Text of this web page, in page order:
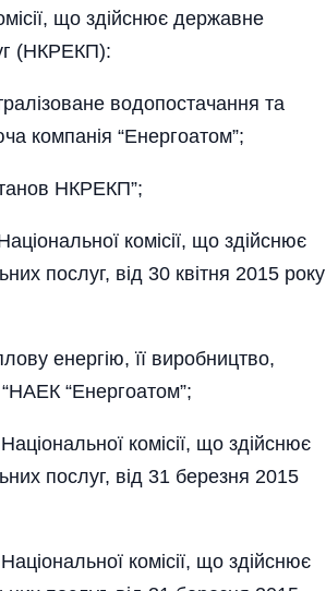
що здійснює державне
(НКРЕКП):
водопостачання та
компанія “Енергоатом”;
НКРЕКП”;
комісії, що здійснює
послуг, від 30 квітня 2015 року
енергію, її виробництво,
“Енергоатом”;
комісії, що здійснює
послуг, від 31 березня 2015
комісії, що здійснює